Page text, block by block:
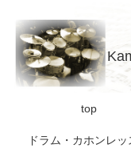
top
ドラム・カホンレッ